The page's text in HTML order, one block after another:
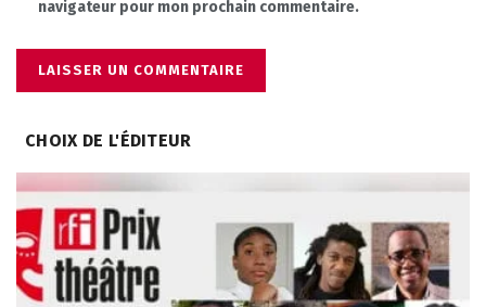
navigateur pour mon prochain commentaire.
CHOIX DE L'ÉDITEUR